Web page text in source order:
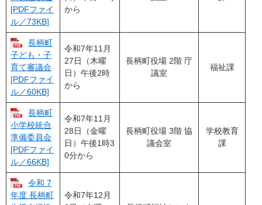
[PDFファイ
ル／73KB]
から
長柄町
子ども・子
育て審議会
[PDFファイ
ル／60KB]
令和7年11月
27日（木曜
日）午後2時
から
長柄町役場 2階 庁
議室
福祉課
長柄町
小学校統合
準備委員会
[PDFファイ
ル／66KB]
令和7年11月
28日（金曜
日）午後1時3
0分から
長柄町役場 3階 協
議会室
学校教育
課
令和 7
年度 長柄町
令和7年12月